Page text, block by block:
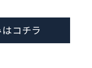
コチラ